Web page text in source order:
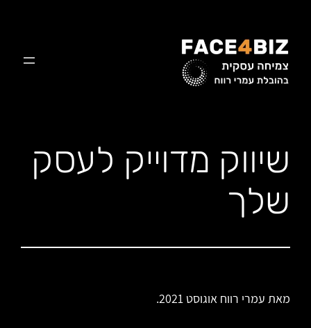
שיווק מדוייק לעסק
שלך
מאת עמרי רווח אוגוסט 2021.